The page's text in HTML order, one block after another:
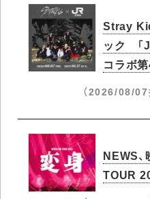
Stray
ック 「
コラボ
（2026/08/07
NEWS
TOUR